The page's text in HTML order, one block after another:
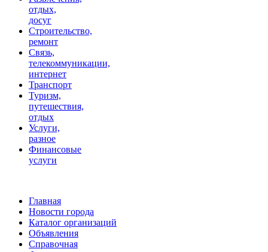
отдых,
досуг
Строительство,
ремонт
Связь,
телекоммуникации,
интернет
Транспорт
Туризм,
путешествия,
отдых
Услуги,
разное
Финансовые
услуги
Главная
Новости города
Каталог организаций
Объявления
Справочная